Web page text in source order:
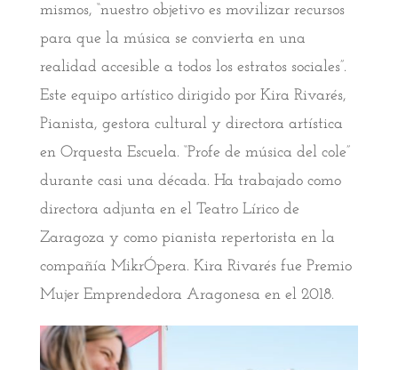
mismos, “nuestro objetivo es movilizar recursos
para que la música se convierta en una
realidad accesible a todos los estratos sociales”.
Este equipo artístico dirigido por Kira Rivarés,
Pianista, gestora cultural y directora artística
en Orquesta Escuela. “Profe de música del cole”
durante casi una década. Ha trabajado como
directora adjunta en el Teatro Lírico de
Zaragoza y como pianista repertorista en la
compañía MikrÓpera. Kira Rivarés fue Premio
Mujer Emprendedora Aragonesa en el 2018.